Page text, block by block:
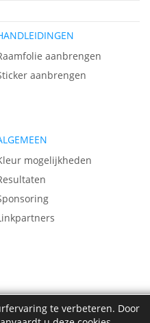
te verbeteren. Door
aanbrengen
aanbrengen
mogelijkheden